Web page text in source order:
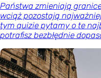
Państwa zmieniają
wciąż pozostają
tym quizie pytamy o te
potrafisz bezbłędnie